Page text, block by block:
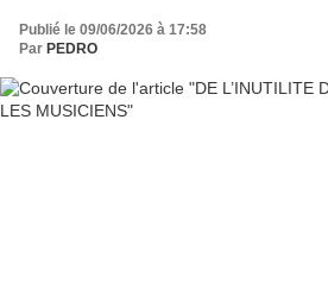
Publié le 09/06/2026 à 17:58
Par PEDRO